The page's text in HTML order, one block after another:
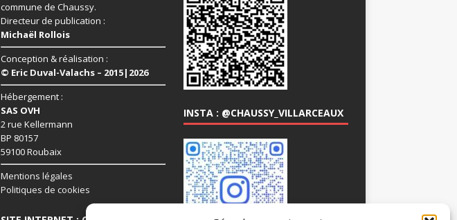
commune de Chaussy.
Directeur de publication :
Michaël Rollois
Conception & réalisation :
© Eric Duval-Valachs – 2015|2026
Hébergement :
SAS OVH
2 rue Kellermann
BP 80157
59100 Roubaix
Mentions légales
Politiques de cookies
INSTA : @CHAUSSY_VILLARCEAUX